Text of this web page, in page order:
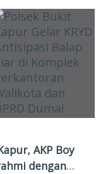
AKP Boy
dengan